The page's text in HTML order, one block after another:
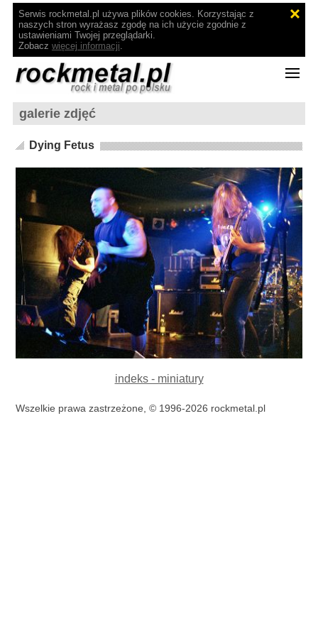
Serwis rockmetal.pl używa plików cookies. Korzystając z
naszych stron wyrażasz zgodę na ich użycie zgodnie z
ustawieniami Twojej przeglądarki.
Zobacz więcej informacji.
galerie zdjęć
Dying Fetus
indeks - miniatury
Wszelkie prawa zastrzeżone, © 1996-2026 rockmetal.pl